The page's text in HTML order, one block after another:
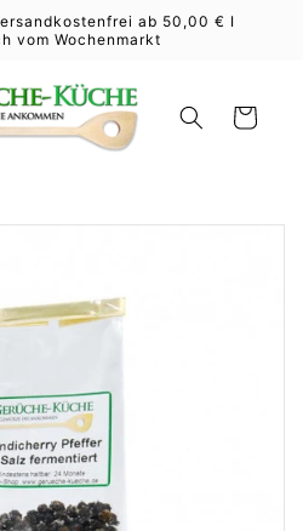
ab 50,00 € I
vom Wochenmarkt
Warenkorb